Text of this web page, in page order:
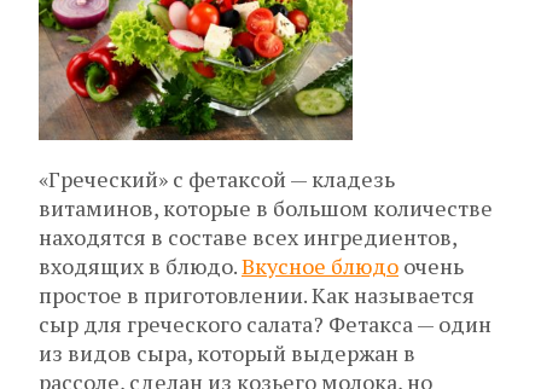
«Греческий» с фетаксой — кладезь
витаминов, которые в большом количестве
находятся в составе всех ингредиентов,
входящих в блюдо.Вкусное блюдо очень
простое в приготовлении. Как называется
сыр для греческого салата? Фетакса — один
из видов сыра, который выдержан в
рассоле, сделан из козьего молока, но